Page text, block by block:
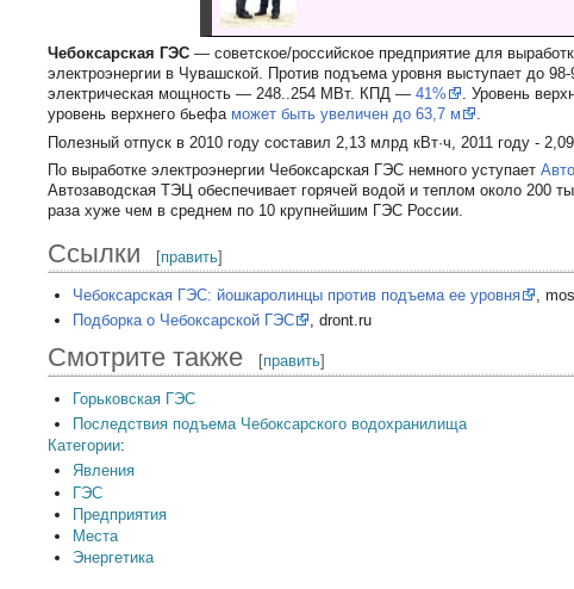
Чебоксарская ГЭС — советское/российское предприятие для
электроэнергии в Чувашской. Против подъема уровня выступает до
электрическая мощность — 248..254 МВт. КПД —41%
. Уровень
уровень верхнего бьефа может быть увеличен до 63,7 м
.
Полезный отпуск в 2010 году составил 2,13 млрд кВт·ч, 2011 году -
По выработке электроэнергии Чебоксарская ГЭС немного уступает
Автозаводская ТЭЦ обеспечивает горячей водой и теплом около 200
раза хуже чем в среднем по 10 крупнейшим ГЭС России.
Ссылки [править]
Чебоксарская ГЭС: йошкаролинцы против подъема ее уровня
,
Подборка о Чебоксарской ГЭС
, dront.ru
Смотрите также [править]
Горьковская ГЭС
Последствия подъема Чебоксарского водохранилища
Категории:
Явления
ГЭС
Предприятия
Места
Энергетика